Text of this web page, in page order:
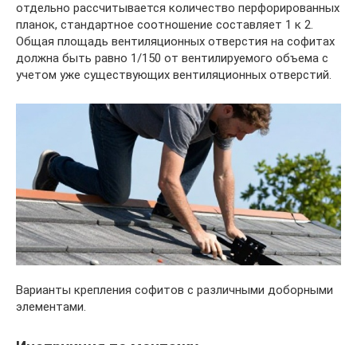
отдельно рассчитывается количество перфорированных
планок, стандартное соотношение составляет 1 к 2.
Общая площадь вентиляционных отверстия на софитах
должна быть равно 1/150 от вентилируемого объема с
учетом уже существующих вентиляционных отверстий.
Варианты крепления софитов с различными доборными
элементами.